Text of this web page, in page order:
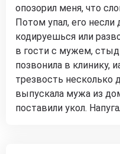
опозорил меня, что
Потом упал, его
кодируешься или
в гости с мужем,
позвонила в клинику,
трезвость несколько
выпускала мужа из
поставили укол.